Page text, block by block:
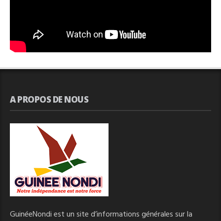
A PROPOS DE NOUS
GuinéeNondi est un site d’informations générales sur la